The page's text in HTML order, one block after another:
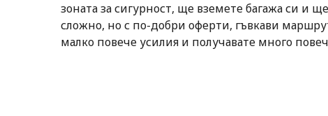
зоната за сигурност, ще вземете багажа си и
сложно, но с по-добри оферти, гъвкави
малко повече усилия и получавате много